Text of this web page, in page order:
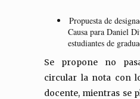
Propuesta de
Causa para Daniel
estudiantes de
Se propone no
circular la nota con
docente, mientras se